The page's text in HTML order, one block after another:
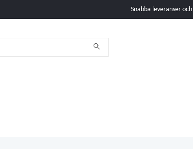
Snabba leveranser